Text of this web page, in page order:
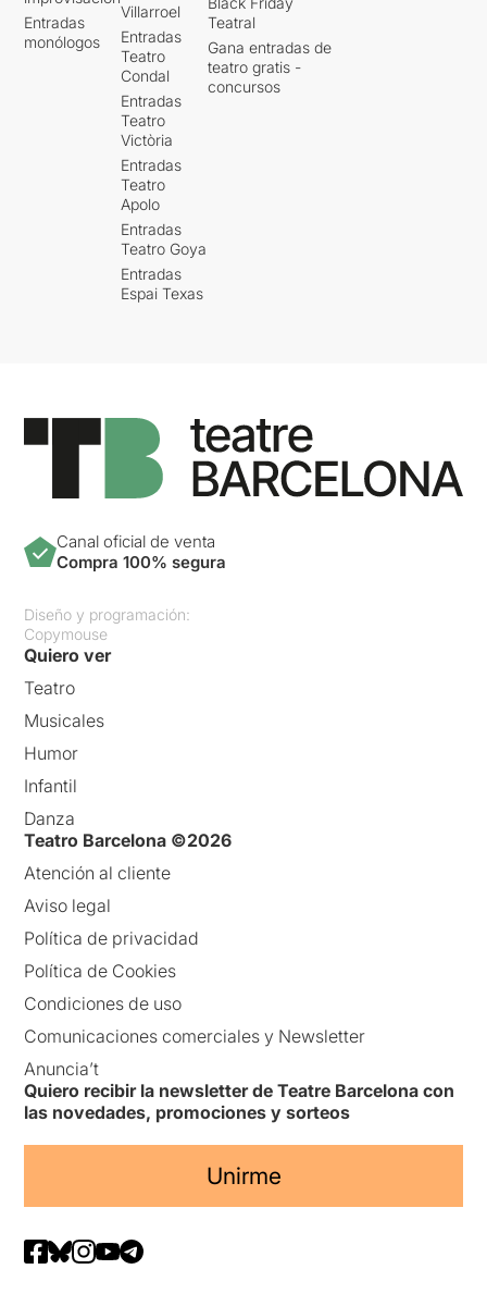
del luto, del colapso y de la
necesidad de seguir
imaginando, sin renunciar al
juego ni al humor.
quin punt la pressió
comercial pot acabar
arruïnant una proposta que
podria haver estat de les
Entradas
monólogos
Villarroel
Entradas
Teatro
Condal
Entradas
Teatro
Victòria
Entradas
Teatro
Apolo
Entradas
Teatro Goya
Entradas
Espai Texas
Teatral
Gana entradas de
teatro gratis -
concursos
Canal oficial de venta
Compra 100% segura
Diseño y programación:
Copymouse
Quiero ver
Teatro
Musicales
Humor
Infantil
Danza
Teatro Barcelona ©2026
Atención al cliente
Aviso legal
Política de privacidad
Política de Cookies
Condiciones de uso
Comunicaciones comerciales y Newsletter
Anuncia’t
Quiero recibir la newsletter de Teatre Barcelona con
las novedades, promociones y sorteos
Unirme